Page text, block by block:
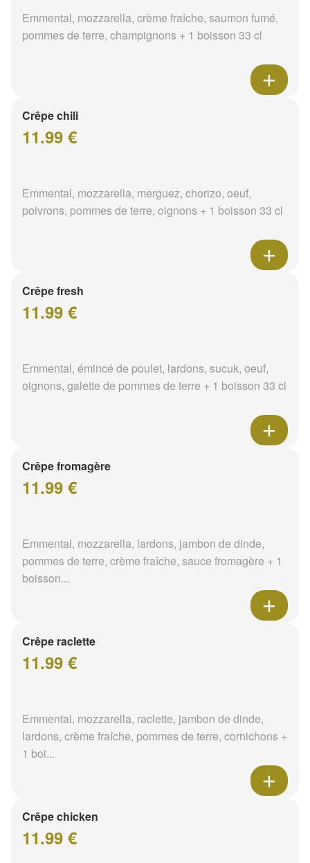
Emmental, mozzarella, crème fraîche, saumon fumé,
pommes de terre, champignons + 1 boisson 33 cl
Crêpe chili
11.99 €
Emmental, mozzarella, merguez, chorizo, oeuf,
poivrons, pommes de terre, oignons + 1 boisson 33 cl
Crêpe fresh
11.99 €
Emmental, émincé de poulet, lardons, sucuk, oeuf,
oignons, galette de pommes de terre + 1 boisson 33 cl
Crêpe fromagère
11.99 €
Emmental, mozzarella, lardons, jambon de dinde,
pommes de terre, crème fraîche, sauce fromagère + 1
boisson...
Crêpe raclette
11.99 €
Emmental, mozzarella, raclette, jambon de dinde,
lardons, crème fraîche, pommes de terre, cornichons +
1 boi...
Crêpe chicken
11.99 €